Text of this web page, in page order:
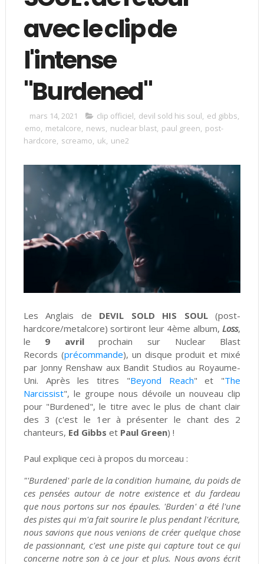
avec le clip de
l'intense
"Burdened"
mars 14, 2021 clip officiel, devil sold his soul, ed gibbs,
emo, metalcore, news, nuclear blast, paul green, post-
hardcore, screamo, uk, une2
Les Anglais de DEVIL SOLD HIS SOUL(post-
hardcore/metalcore) sortiront leur 4ème album,Loss,
le 9 avrilprochain sur Nuclear Blast
Records (précommande), un disque produit et mixé
par Jonny Renshaw aux Bandit Studios au Royaume-
Uni. Après les titres "Beyond Reach" et "The
Narcissist", le groupe nous dévoile un nouveau clip
pour "Burdened", le titre avec le plus de chant clair
des 3 (c'est le 1er à présenter le chant des 2
chanteurs, Ed Gibbs et Paul Green) !
Paul explique ceci à propos du morceau :
"'Burdened' parle de la condition humaine, du poids de
ces pensées autour de notre existence et du fardeau
que nous portons sur nos épaules. 'Burden' a été l'une
des pistes qui m'a fait sourire le plus pendant l'écriture,
nous savions que nous venions de créer quelque chose
de passionnant, c'est une piste qui capture tout ce qui
concerne notre son à ce jour et plus. Nous avons écrit